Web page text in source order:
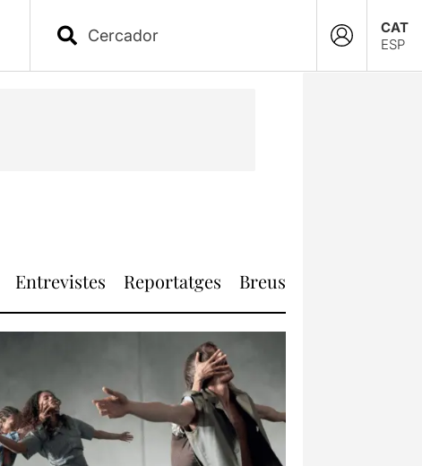
CAT
ESP
Entrevistes Reportatges Breus